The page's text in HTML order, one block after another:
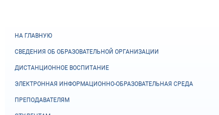
НА ГЛАВНУЮ
СВЕДЕНИЯ ОБ ОБРАЗОВАТЕЛЬНОЙ ОРГАНИЗАЦИИ
ДИСТАНЦИОННОЕ ВОСПИТАНИЕ
ЭЛЕКТРОННАЯ ИНФОРМАЦИОННО-ОБРАЗОВАТЕЛЬНАЯ СРЕДА
ПРЕПОДАВАТЕЛЯМ